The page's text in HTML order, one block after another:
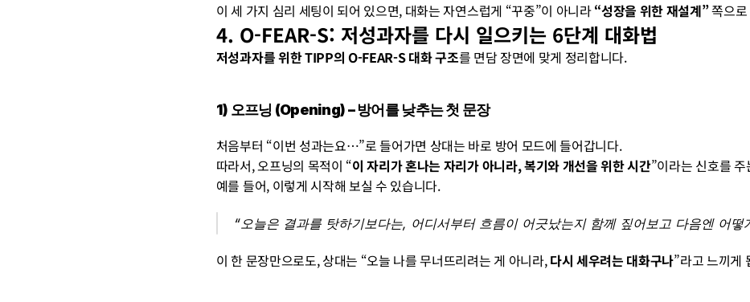
이 세 가지 심리 세팅이 되어 있으면, 대화는 자연스럽게 “꾸중”이 아니라 “성장을 위한 재설계” 쪽으로
4. O-FEAR-S: 저성과자를 다시 일으키는 6단계 대화법
저성과자를 위한 TIPP의 O-FEAR-S 대화 구조를 면담 장면에 맞게 정리합니다.
1) 오프닝 (Opening) – 방어를 낮추는 첫 문장
처음부터 “이번 성과는요…”로 들어가면 상대는 바로 방어 모드에 들어갑니다.
따라서, 오프닝의 목적이 “이 자리가 혼나는 자리가 아니라, 복기와 개선을 위한 시간”이라는 신호를 주
예를 들어, 이렇게 시작해 보실 수 있습니다.
“오늘은 결과를 탓하기보다는, 어디서부터 흐름이 어긋났는지 함께 짚어보고 다음엔 어
이 한 문장만으로도, 상대는 “오늘 나를 무너뜨리려는 게 아니라, 다시 세우려는 대화구나”라고 느끼게